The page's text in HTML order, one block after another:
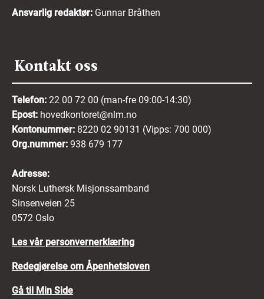
Ansvarlig redaktør: Gunnar Bråthen
Kontakt oss
Telefon: 22 00 72 00 (man-fre 09:00-14:30)
Epost: hovedkontoret@nlm.no
Kontonummer: 8220 02 90131 (Vipps: 700 000)
Org.nummer: 938 679 177
Adresse:
Norsk Luthersk Misjonssamband
Sinsenveien 25
0572 Oslo
Les vår personvernerklæring
Redegjørelse om Åpenhetsloven
Gå til Min Side